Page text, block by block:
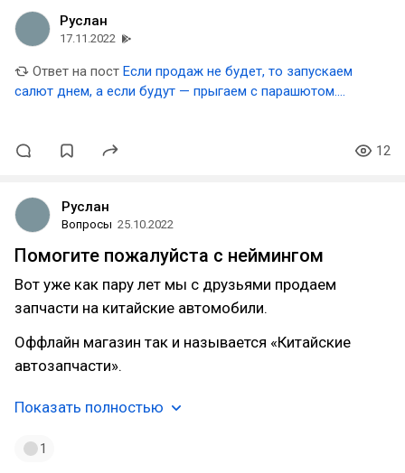
Руслан
17.11.2022
Ответ на пост Если продаж не будет, то запускаем
салют днем, а если будут — прыгаем с парашютом.
12
Руслан
Вопросы 25.10.2022
Помогите пожалуйста с неймингом
Вот уже как пару лет мы с друзьями продаем
запчасти на китайские автомобили.
Оффлайн магазин так и называется «Китайские
автозапчасти».
Показать полностью
1